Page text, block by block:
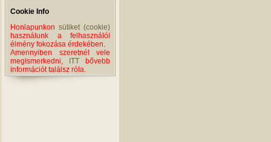
Cookie Info
Honlapunkon sütiket (cookie)
használunk a felhasználói
élmény fokozása érdekében.
Amennyiben szeretnél vele
megismerkedni,
ITT bővebb
információt találsz róla.